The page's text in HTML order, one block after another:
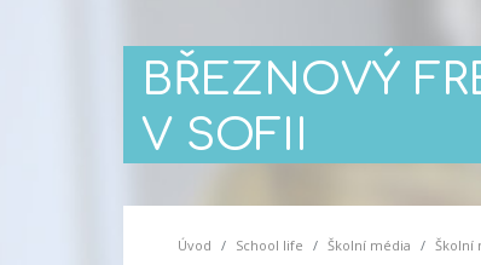
BŘEZNOVÝ
V SOFII
Úvod School life Školní média Školní